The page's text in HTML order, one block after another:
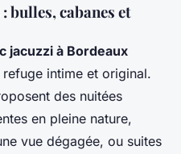
bulles, cabanes et
jacuzzi à Bordeaux
refuge intime et original.
des nuitées
en pleine nature,
vue dégagée, ou suites